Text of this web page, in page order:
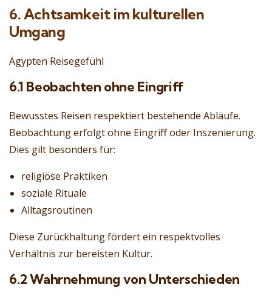
6. Achtsamkeit im kulturellen
Umgang
Ägypten Reisegefühl
6.1 Beobachten ohne Eingriff
Bewusstes Reisen respektiert bestehende Abläufe.
Beobachtung erfolgt ohne Eingriff oder Inszenierung.
Dies gilt besonders für:
religiöse Praktiken
soziale Rituale
Alltagsroutinen
Diese Zurückhaltung fördert ein respektvolles
Verhältnis zur bereisten Kultur.
6.2 Wahrnehmung von Unterschieden